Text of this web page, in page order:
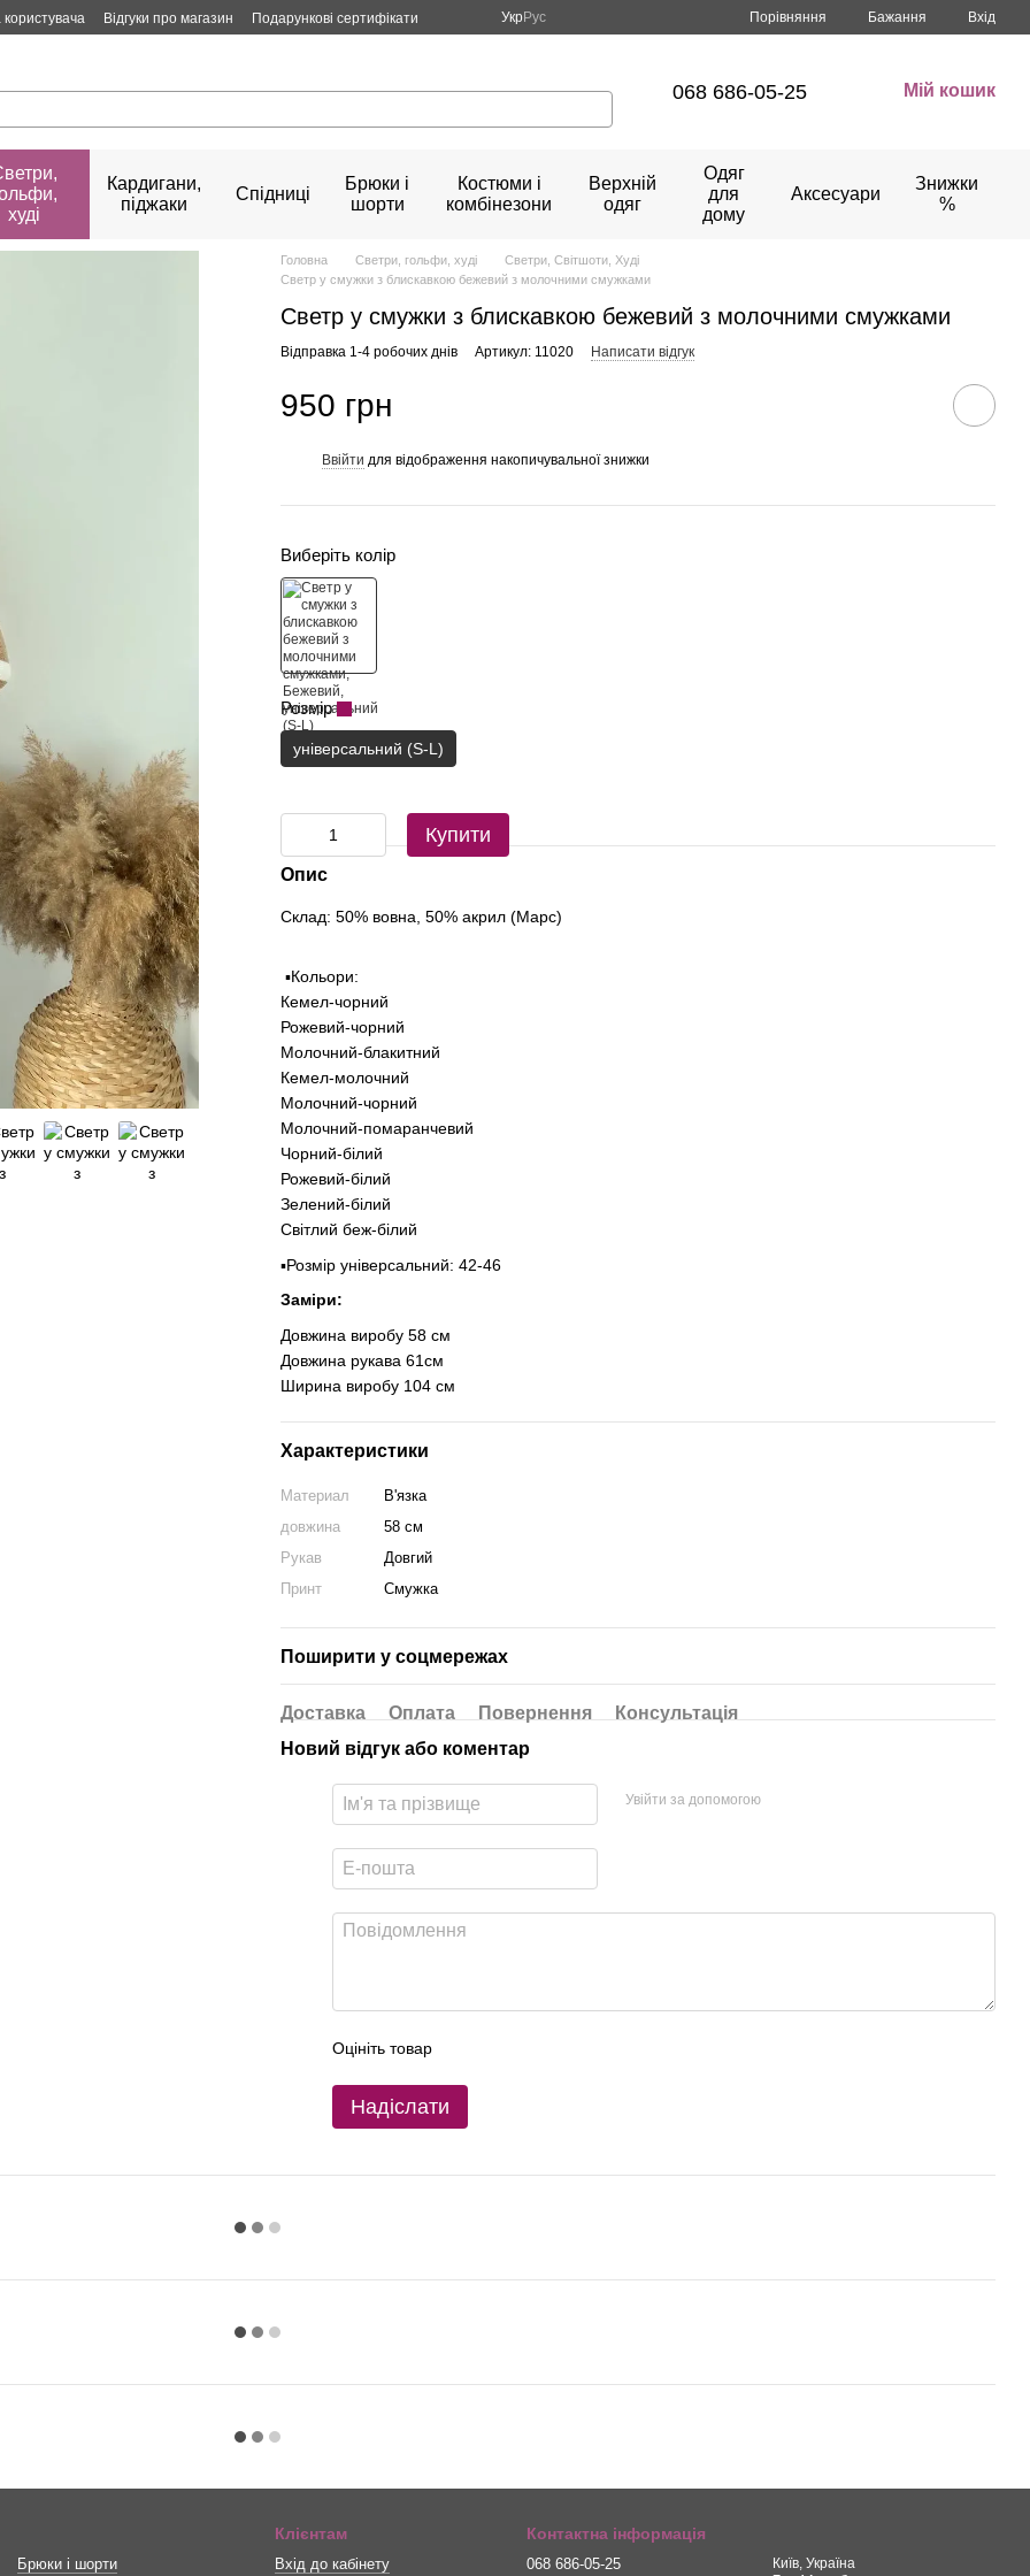
користувача Відгуки про магазин Подарункові сертифікати УкрРус Порівняння Бажання Вхід
068 686-05-25 Мій кошик
худі
Кардигани,
піджаки
Спідниці
Брюки і
шорти
Костюми і
комбінезони
Верхній
одяг
Одяг
для
дому
Аксесуари
Знижки
%
Головна Светри, гольфи, худі
Светри, Світшоти, Худі
Светр у смужки з блискавкою бежевий з молочними смужками
Светр у смужки з блискавкою бежевий з молочними смужками
Відправка 1-4 робочих днів Артикул: 11020 Написати відгук
950 грн
Ввійти для відображення накопичувальної знижки
Виберіть колір
Розмір
універсальний (S-L)
Купити
Опис
Склад: 50% вовна, 50% акрил (Марс)
▪️Кольори:
Кемел-чорний
Рожевий-чорний
Молочний-блакитний
Кемел-молочний
Молочний-чорний
Молочний-помаранчевий
Чорний-білий
Рожевий-білий
Зелений-білий
Світлий беж-білий
▪️Розмір універсальний: 42-46
Заміри:
Довжина виробу 58 см
Довжина рукава 61см
Ширина виробу 104 см
Характеристики
Материал
В'язка
довжина
58 см
Рукав
Довгий
Принт
Смужка
Поширити у соцмережах
Доставка Оплата Повернення
Консультація
Новий відгук або коментар
Увійти за допомогою
Оцініть товар
Надіслати
Брюки і шорти
Клієнтам
Вхід до кабінету
Контактна інформація
068 686-05-25
Київ, Україна